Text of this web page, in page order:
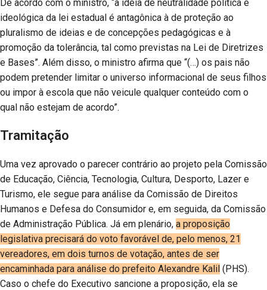
De acordo com o ministro, “a ideia de neutralidade política e
ideológica da lei estadual é antagônica à de proteção ao
pluralismo de ideias e de concepções pedagógicas e à
promoção da tolerância, tal como previstas na Lei de Diretrizes
e Bases”. Além disso, o ministro afirma que “(…) os pais não
podem pretender limitar o universo informacional de seus filhos
ou impor à escola que não veicule qualquer conteúdo com o
qual não estejam de acordo”.
Tramitação
Uma vez aprovado o parecer contrário ao projeto pela Comissão
de Educação, Ciência, Tecnologia, Cultura, Desporto, Lazer e
Turismo, ele segue para análise da Comissão de Direitos
Humanos e Defesa do Consumidor e, em seguida, da Comissão
de Administração Pública. Já em plenário, a proposição
legislativa precisará do voto favorável de, pelo menos, 21
vereadores, em dois turnos de votação, antes de ser
encaminhada para análise do prefeito Alexandre Kalil (PHS).
Caso o chefe do Executivo sancione a proposição, ela se